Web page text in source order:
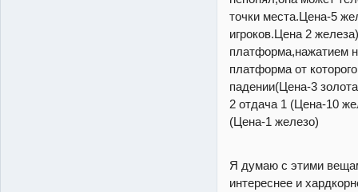
точки места.Цена-5
игроков.Цена 2
платформа,нажатием
платформа от
падении(Цена-3
2 отдача 1 (Цена-10
(Цена-1 железо)
Я думаю с этими
интереснее и